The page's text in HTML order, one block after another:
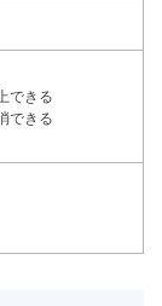
できる
できる